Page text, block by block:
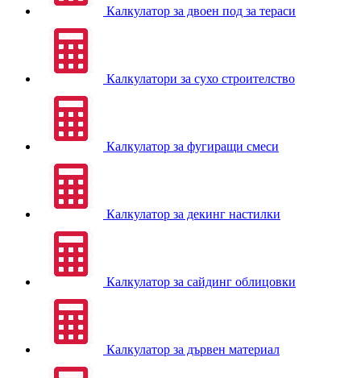
Калкулатор за двоен под за тераси
Калкулатори за сухо строителство
Калкулатор за фугиращи смеси
Калкулатор за декинг настилки
Калкулатор за сайдинг облицовки
Калкулатор за дървен материал